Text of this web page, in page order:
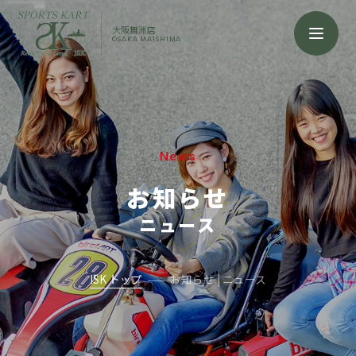
大阪舞洲店
OSAKA MAISHIMA
News
お知らせ
ニュース
ISK トップ お知らせ | ニュース